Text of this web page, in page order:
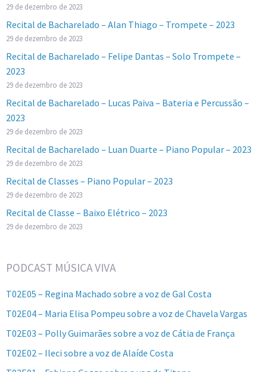
29 de dezembro de 2023
Recital de Bacharelado – Alan Thiago – Trompete – 2023
29 de dezembro de 2023
Recital de Bacharelado – Felipe Dantas – Solo Trompete –
2023
29 de dezembro de 2023
Recital de Bacharelado – Lucas Paiva – Bateria e Percussão –
2023
29 de dezembro de 2023
Recital de Bacharelado – Luan Duarte – Piano Popular – 2023
29 de dezembro de 2023
Recital de Classes – Piano Popular – 2023
29 de dezembro de 2023
Recital de Classe – Baixo Elétrico – 2023
29 de dezembro de 2023
PODCAST MÚSICA VIVA
T02E05 – Regina Machado sobre a voz de Gal Costa
T02E04 – Maria Elisa Pompeu sobre a voz de Chavela Vargas
T02E03 – Polly Guimarães sobre a voz de Cátia de França
T02E02 – Ileci sobre a voz de Alaíde Costa